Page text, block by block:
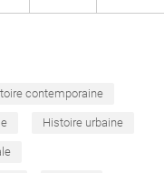
contemporaine
Histoire urbaine